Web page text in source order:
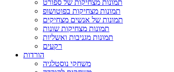
תמונות מצחיקות של ספורט
תמונות מצחיקות בפוטושופ
תמונות של אנשים מצחיקים
תמונות מצחיקות שונות
תמונות מגניבות ואשליות
רקעים
הורדות
משחקי נוסטלגיה